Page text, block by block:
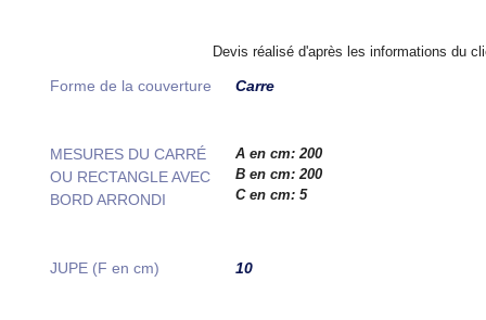
Devis réalisé d'après les informations du
Forme de la couverture Carre
MESURES DU CARRÉ
OU RECTANGLE AVEC
BORD ARRONDI
A en cm: 200
B en cm: 200
C en cm: 5
JUPE (F en cm) 10